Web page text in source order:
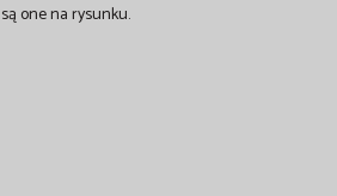
one na rysunku.